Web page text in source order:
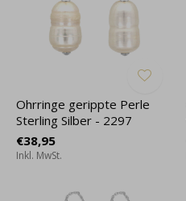
Ohrringe gerippte Perle
Sterling Silber - 2297
€38,95
Inkl. MwSt.